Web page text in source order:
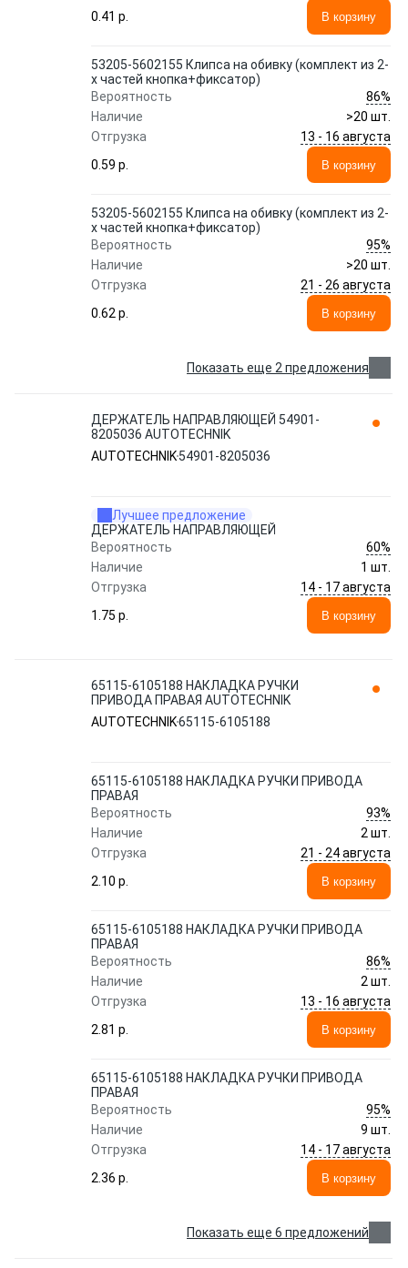
0.41 p. В корзину
53205-5602155 Клипса на обивку (комплект из 2-
х частей кнопка+фиксатор)
Вероятность
86%
Наличие
>20 шт.
Отгрузка
13 - 16 августа
0.59 p.
В корзину
53205-5602155 Клипса на обивку (комплект из 2-
х частей кнопка+фиксатор)
Вероятность
95%
Наличие
>20 шт.
Отгрузка
21 - 26 августа
0.62 p.
В корзину
Показать еще 2 предложения
ДЕРЖАТЕЛЬ НАПРАВЛЯЮЩЕЙ 54901-
8205036 AUTOTECHNIK
AUTOTECHNIK54901-8205036
Лучшее предложение
ДЕРЖАТЕЛЬ НАПРАВЛЯЮЩЕЙ
Вероятность
60%
Наличие
1 шт.
Отгрузка
14 - 17 августа
1.75 p.
В корзину
65115-6105188 НАКЛАДКА РУЧКИ
ПРИВОДА ПРАВАЯ AUTOTECHNIK
AUTOTECHNIK65115-6105188
65115-6105188 НАКЛАДКА РУЧКИ ПРИВОДА
ПРАВАЯ
Вероятность
93%
Наличие
2 шт.
Отгрузка
21 - 24 августа
2.10 p.
В корзину
65115-6105188 НАКЛАДКА РУЧКИ ПРИВОДА
ПРАВАЯ
Вероятность
86%
Наличие
2 шт.
Отгрузка
13 - 16 августа
2.81 p.
В корзину
65115-6105188 НАКЛАДКА РУЧКИ ПРИВОДА
ПРАВАЯ
Вероятность
95%
Наличие
9 шт.
Отгрузка
14 - 17 августа
2.36 p.
В корзину
Показать еще 6 предложений